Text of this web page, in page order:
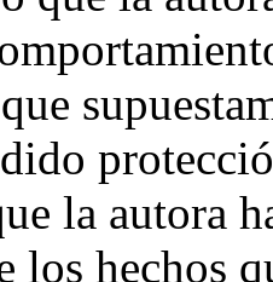
la autora
los hechos